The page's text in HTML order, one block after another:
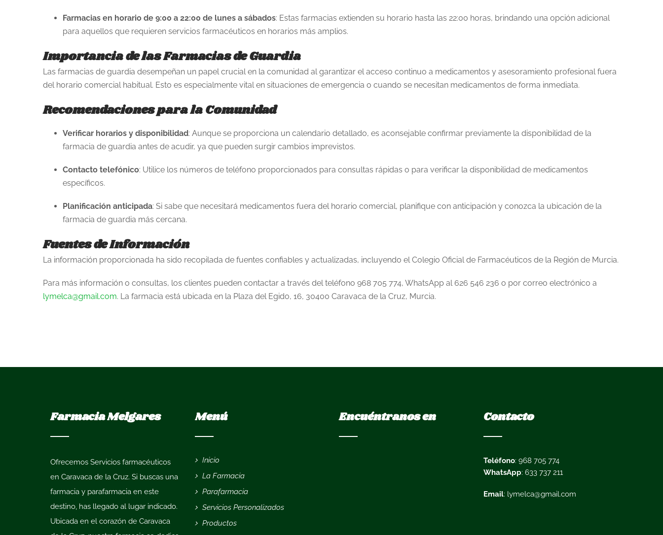
Farmacias en horario de 9:00 a 22:00 de lunes a sábados: Estas farmacias extienden su horario hasta las 22:00 horas, brindando una opción adicional
para aquellos que requieren servicios farmacéuticos en horarios más amplios.
Importancia de las Farmacias de Guardia
Las farmacias de guardia desempeñan un papel crucial en la comunidad al garantizar el acceso continuo a medicamentos y asesoramiento profesional fuera
del horario comercial habitual. Esto es especialmente vital en situaciones de emergencia o cuando se necesitan medicamentos de forma inmediata.
Recomendaciones para la Comunidad
Verificar horarios y disponibilidad: Aunque se proporciona un calendario detallado, es aconsejable confirmar previamente la disponibilidad de la
farmacia de guardia antes de acudir, ya que pueden surgir cambios imprevistos.
Contacto telefónico: Utilice los números de teléfono proporcionados para consultas rápidas o para verificar la disponibilidad de medicamentos
específicos.
Planificación anticipada: Si sabe que necesitará medicamentos fuera del horario comercial, planifique con anticipación y conozca la ubicación de la
farmacia de guardia más cercana.
Fuentes de Información
La información proporcionada ha sido recopilada de fuentes confiables y actualizadas, incluyendo el Colegio Oficial de Farmacéuticos de la Región de Murcia.
Para más información o consultas, los clientes pueden contactar a través del teléfono 968 705 774, WhatsApp al 626 546 236 o por correo electrónico a
lymelca@gmail.com. La farmacia está ubicada en la Plaza del Egido, 16, 30400 Caravaca de la Cruz, Murcia.
Farmacia Melgares
Ofrecemos Servicios farmacéuticos
en Caravaca de la Cruz. Si buscas una
farmacia y parafarmacia en este
destino, has llegado al lugar indicado.
Ubicada en el corazón de Caravaca
Menú
Inicio
La Farmacia
Parafarmacia
Servicios Personalizados
Productos
Encuéntranos en Contacto
Teléfono: 968 705 774
WhatsApp: 633 737 211
Email: lymelca@gmail.com